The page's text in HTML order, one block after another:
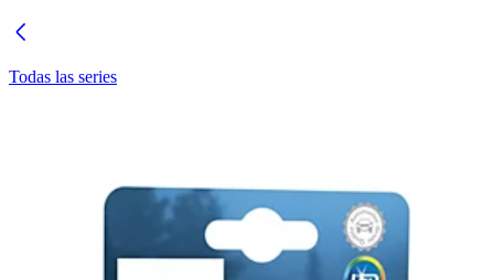
Todas las series